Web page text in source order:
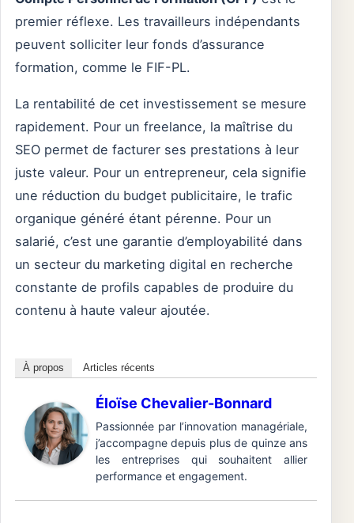
premier réflexe. Les travailleurs indépendants
peuvent solliciter leur fonds d’assurance
formation, comme le FIF-PL.
La rentabilité de cet investissement se mesure
rapidement. Pour un freelance, la maîtrise du
SEO permet de facturer ses prestations à leur
juste valeur. Pour un entrepreneur, cela signifie
une réduction du budget publicitaire, le trafic
organique généré étant pérenne. Pour un
salarié, c’est une garantie d’employabilité dans
un secteur du marketing digital en recherche
constante de profils capables de produire du
contenu à haute valeur ajoutée.
À propos Articles récents
Éloïse Chevalier-Bonnard
Passionnée par l’innovation managériale,
j’accompagne depuis plus de quinze ans
les entreprises qui souhaitent allier
performance et engagement.